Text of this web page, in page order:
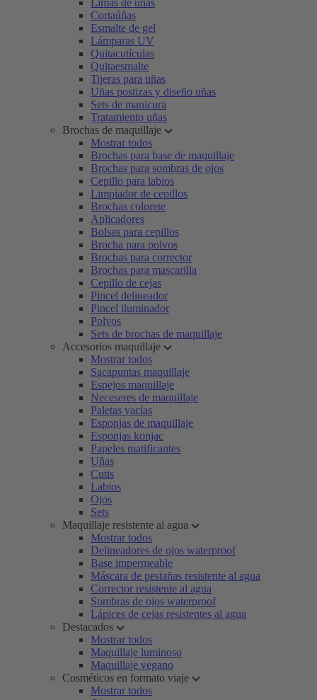
Limas de uñas
Cortaúñas
Esmalte de gel
Lámparas UV
Quitacutículas
Quitaesmalte
Tijeras para uñas
Uñas postizas y diseño uñas
Sets de manicura
Tratamiento uñas
Brochas de maquillaje
Mostrar todos
Brochas para base de maquillaje
Brochas para sombras de ojos
Cepillo para labios
Limpiador de cepillos
Brochas colorete
Aplicadores
Bolsas para cepillos
Brocha para polvos
Brochas para corrector
Brochas para mascarilla
Cepillo de cejas
Pincel delineador
Pincel iluminador
Polvos
Sets de brochas de maquillaje
Accesorios maquillaje
Mostrar todos
Sacapuntas maquillaje
Espejos maquillaje
Neceseres de maquillaje
Paletas vacías
Esponjas de maquillaje
Esponjas konjac
Papeles matificantes
Uñas
Cutis
Labios
Ojos
Sets
Maquillaje resistente al agua
Mostrar todos
Delineadores de ojos waterproof
Base impermeable
Máscara de pestañas resistente al agua
Corrector resistente al agua
Sombras de ojos waterproof
Lápices de cejas resistentes al agua
Destacados
Mostrar todos
Maquillaje luminoso
Maquillaje vegano
Cosméticos en formato viaje
Mostrar todos